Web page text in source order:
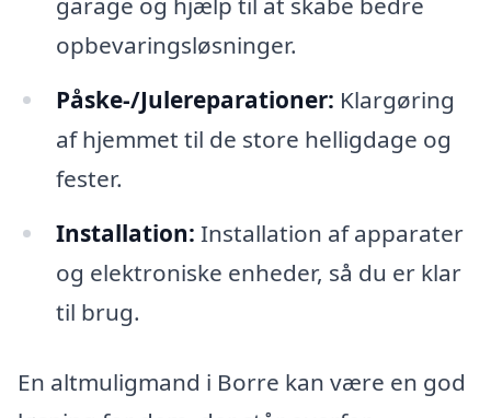
opbevaringsløsninger.
Påske-/Julereparationer: Klargøring
af hjemmet til de store helligdage og
fester.
Installation: Installation af apparater
og elektroniske enheder, så du er klar
til brug.
En altmuligmand i Borre kan være en god